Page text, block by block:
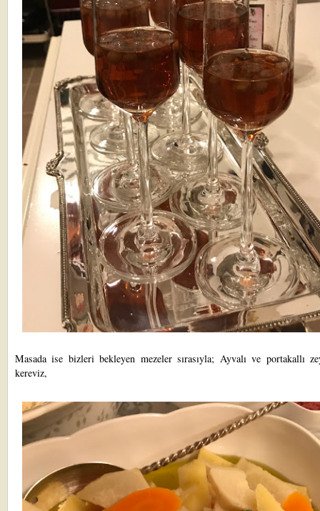
Masada ise bizleri bekleyen mezeler sırasıyla; Ayvalı ve portakallı
kereviz,